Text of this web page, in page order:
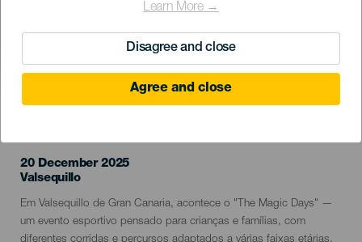
Learn More →
Disagree and close
Agree and close
20 December 2025
Localidad
Valsequillo
Descripción
del
evento
Em Valsequillo de Gran Canaria, acontece o "The Magic Days" —
um evento esportivo pensado para crianças e famílias, com
diferentes corridas e percursos adaptados a várias faixas etárias,